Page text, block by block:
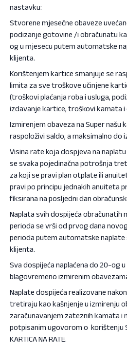
nastavku:
Stvorene mjesečne obaveze
podizanje gotovine /i obračunatu
og u mjesecu putem automatske
klijenta.
Korištenjem kartice smanjuje se
limita za sve troškove učinjene
(troškovi plaćanja roba i usluga,
izdavanje kartice, troškovi kamata
Izmirenjem obaveza na Super našu
raspoloživi saldo, a maksimalno do
Visina rate koja dospjeva na
se svaka pojedinačna potrošnja
za koji se pravi plan otplate ili
pravi po principu jednakih anuiteta
fiksirana na posljedni dan
Naplata svih dospijeća obračunatih
perioda se vrši od prvog dana
perioda putem automatske naplate
klijenta.
Sva dospijeća naplaćena do 20-og
blagovremeno izmirenim
Naplate dospijeća realizovane
tretiraju kao kašnjenje u izmirenju
zaračunavanjem zateznih kamata i
potpisanim ugovorom o korištenju
KARTICA NA RATE.